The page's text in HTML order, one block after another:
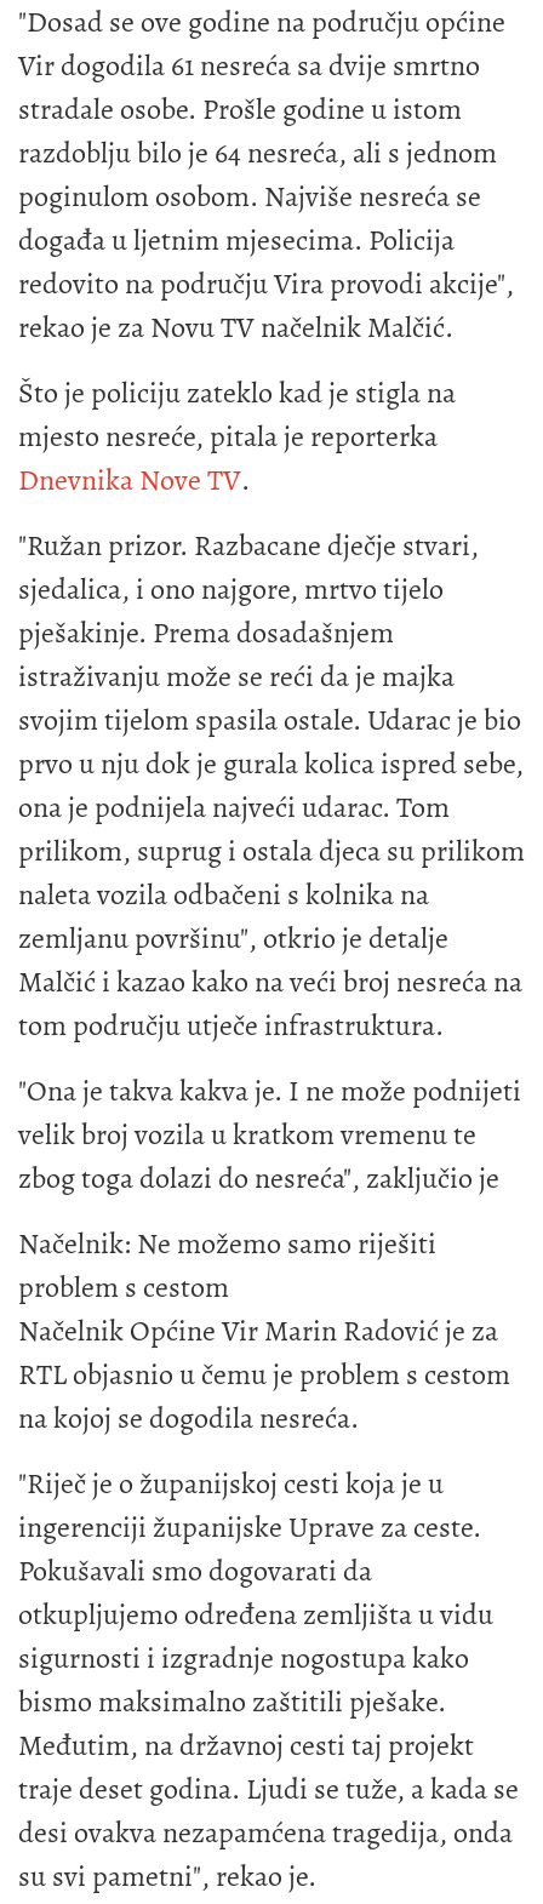
"Dosad se ove godine na području općine
Vir dogodila 61 nesreća sa dvije smrtno
stradale osobe. Prošle godine u istom
razdoblju bilo je 64 nesreća, ali s jednom
poginulom osobom. Najviše nesreća se
događa u ljetnim mjesecima. Policija
redovito na području Vira provodi akcije",
rekao je za Novu TV načelnik Malčić.
Što je policiju zateklo kad je stigla na
mjesto nesreće, pitala je reporterka
Dnevnika Nove TV.
"Ružan prizor. Razbacane dječje stvari,
sjedalica, i ono najgore, mrtvo tijelo
pješakinje. Prema dosadašnjem
istraživanju može se reći da je majka
svojim tijelom spasila ostale. Udarac je bio
prvo u nju dok je gurala kolica ispred sebe,
ona je podnijela najveći udarac. Tom
prilikom, suprug i ostala djeca su prilikom
naleta vozila odbačeni s kolnika na
zemljanu površinu", otkrio je detalje
Malčić i kazao kako na veći broj nesreća na
tom području utječe infrastruktura.
"Ona je takva kakva je. I ne može podnijeti
velik broj vozila u kratkom vremenu te
zbog toga dolazi do nesreća", zaključio je
Načelnik: Ne možemo samo riješiti
problem s cestom
Načelnik Općine Vir Marin Radović je za
RTL objasnio u čemu je problem s cestom
na kojoj se dogodila nesreća.
"Riječ je o županijskoj cesti koja je u
ingerenciji županijske Uprave za ceste.
Pokušavali smo dogovarati da
otkupljujemo određena zemljišta u vidu
sigurnosti i izgradnje nogostupa kako
bismo maksimalno zaštitili pješake.
Međutim, na državnoj cesti taj projekt
traje deset godina. Ljudi se tuže, a kada se
desi ovakva nezapamćena tragedija, onda
su svi pametni", rekao je.